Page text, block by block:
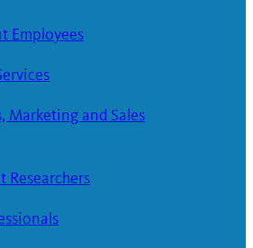
Employees
Marketing and Sales
Researchers